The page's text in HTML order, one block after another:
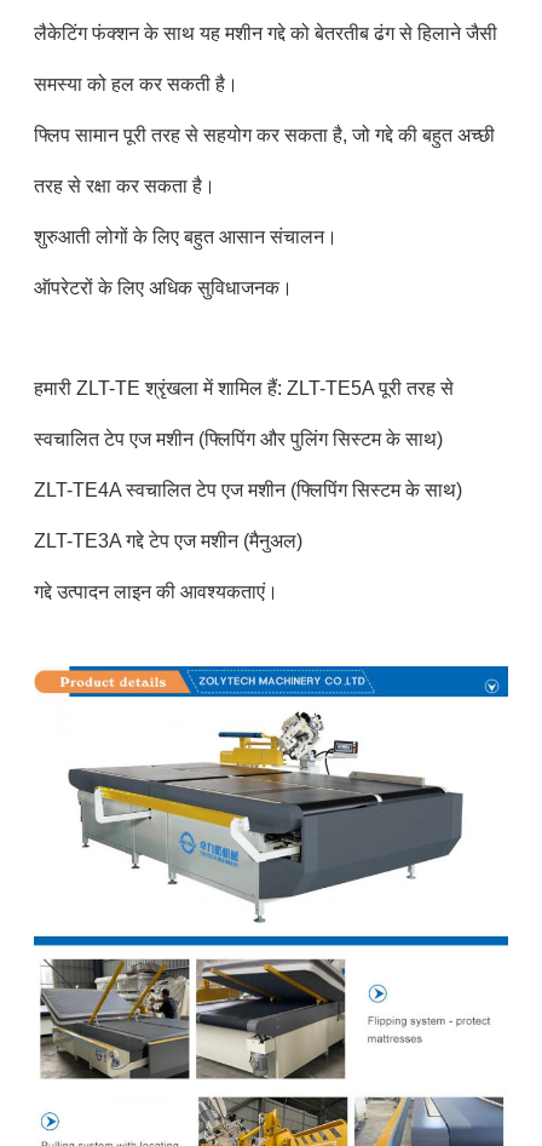
लैकेटिंग फंक्शन के साथ यह मशीन गद्दे को बेतरतीब ढंग से हिलाने जैसी
समस्या को हल कर सकती है।
फ्लिप सामान पूरी तरह से सहयोग कर सकता है, जो गद्दे की बहुत अच्छी
तरह से रक्षा कर सकता है।
शुरुआती लोगों के लिए बहुत आसान संचालन।
ऑपरेटरों के लिए अधिक सुविधाजनक।
हमारी ZLT-TE श्रृंखला में शामिल हैं: ZLT-TE5A पूरी तरह से
स्वचालित टेप एज मशीन (फ्लिपिंग और पुलिंग सिस्टम के साथ)
ZLT-TE4A स्वचालित टेप एज मशीन (फ्लिपिंग सिस्टम के साथ)
ZLT-TE3A गद्दे टेप एज मशीन (मैनुअल)
गद्दे उत्पादन लाइन की आवश्यकताएं।